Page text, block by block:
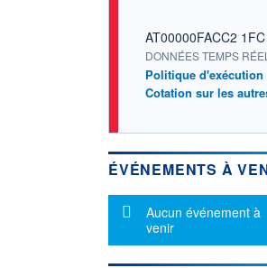
AT00000FACC2 1FC
DONNÉES TEMPS RÉEL
Politique d'exécution
Cotation sur les
ÉVÉNEMENTS À
Message
Aucun événement à
venir